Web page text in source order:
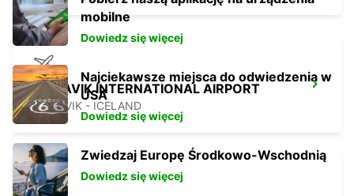
KEFLAVIK INTERNATIONAL AIRPORT
KEFLAVIK - ICELAND
mobilne
Dowiedz się więcej
Najciekawsze miejsca do odwiedzenia w
USA
Dowiedz się więcej
Zwiedzaj Europę Środkowo-Wschodnią
Dowiedz się więcej